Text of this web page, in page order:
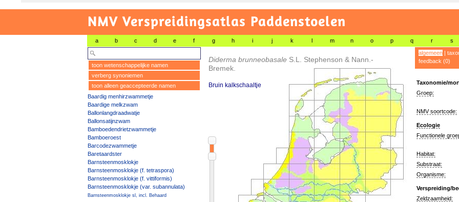
NMV Verspreidingsatlas Paddenstoelen
a b c d e f g h i j k l m n o p q r s
toon wetenschappelijke namen
verberg synoniemen
toon alleen geaccepteerde namen
Baardig menhirzwammetje
Baardige melkzwam
Ballonlangdraadwatje
Ballonsatijnzwam
Bamboedendrietzwammetje
Bamboeroest
Barcodezwammetje
Baretaardster
Barnsteenmosklokje
Barnsteenmosklokje (f. tetraspora)
Barnsteenmosklokje (f. vittiformis)
Barnsteenmosklokje (var. subannulata)
Barnsteenmosklokje sl, incl. Behaard
Diderma brunneobasale S.L. Stephenson & Nann.-
Bremek.
Bruin kalkschaaltje
algemeen|
feedback (0)
Taxonomie/
Groep:
NMV soortcode:
Ecologie
Functionele
Habitat:
Substraat:
Organisme:
Verspreiding/
Zeldzaamheid: